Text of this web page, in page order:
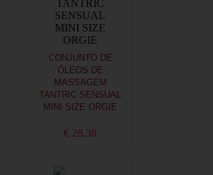
CONJUNTO DE
ÓLEOS DE
MASSAGEM
TANTRIC SENSUAL
MINI SIZE ORGIE
€ 28,38